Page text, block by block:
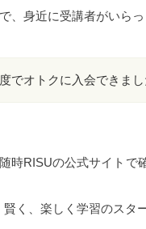
、身近に受講者がいら
でオトクに入会できまし
時RISUの公式サイト で
く、楽しく学習のスタ